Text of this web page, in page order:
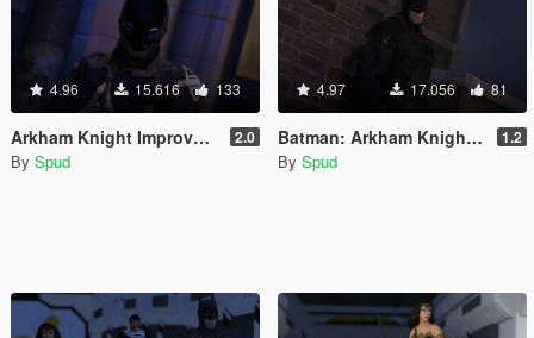
4.96 15.616 133
Arkham Knight Improved [Add-On / Replace PED] 2.0
By Spud
4.97 17.056 81
Batman: Arkham Knight v8.04 Improved [Add-On / Replace PED] 1.2
By Spud